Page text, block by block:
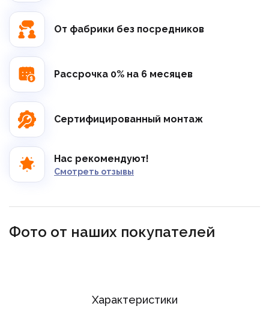
От фабрики без посредников
Рассрочка 0% на 6 месяцев
Сертифицированный монтаж
Нас рекомендуют!
Смотреть отзывы
Фото от наших покупателей
Характеристики